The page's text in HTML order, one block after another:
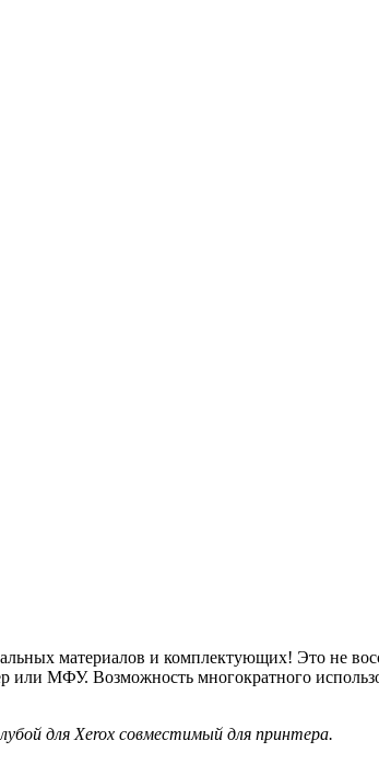
материалов и комплектующих! Это не
или МФУ. Возможность многократного
для Xerox совместимый для принтера.